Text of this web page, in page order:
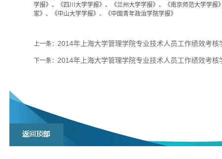
学报》、《四川大学学报》、《兰州大学学报》、《南京师范大学学报
家》、《中山大学学报》、《中国青年政治学院学报》
上一条： 2014年上海大学管理学院专业技术人员工作绩效考核
下一条： 2014年上海大学管理学院专业技术人员工作绩效考核